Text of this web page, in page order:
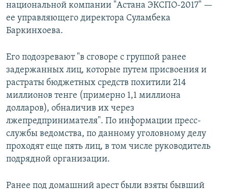
национальной компании "Астана ЭКСПО-2017" —
ее управляющего директора Суламбека
Баркинхоева.
Его подозревают "в сговоре с группой ранее
задержанных лиц, которые путем присвоения и
растраты бюджетных средств похитили 214
миллионов тенге (примерно 1,1 миллиона
долларов), обналичив их через
лжепредпринимателя". По информации пресс-
службы ведомства, по данному уголовному делу
проходят еще пять лиц, в том числе руководитель
подрядной организации.
Ранее под домашний арест были взяты бывший